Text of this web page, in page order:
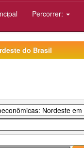
Percorrer:
do Brasil